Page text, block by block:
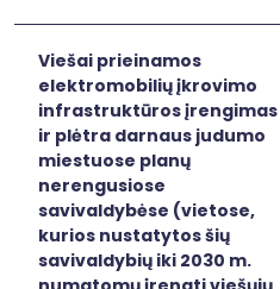
Viešai prieinamos
elektromobilių įkrovimo
infrastruktūros įrengimas
ir plėtra darnaus judumo
miestuose planų
nerengusiose
savivaldybėse (vietose,
kurios nustatytos šių
savivaldybių iki 2030 m.